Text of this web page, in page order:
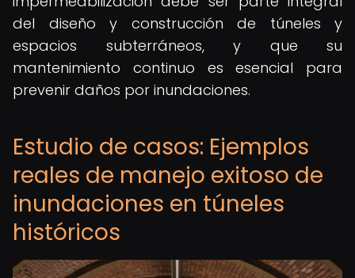
del diseño y construcción de túneles y
espacios subterráneos, y que su
mantenimiento continuo es esencial para
prevenir daños por inundaciones.
Estudio de casos: Ejemplos
reales de manejo exitoso de
inundaciones en túneles
históricos